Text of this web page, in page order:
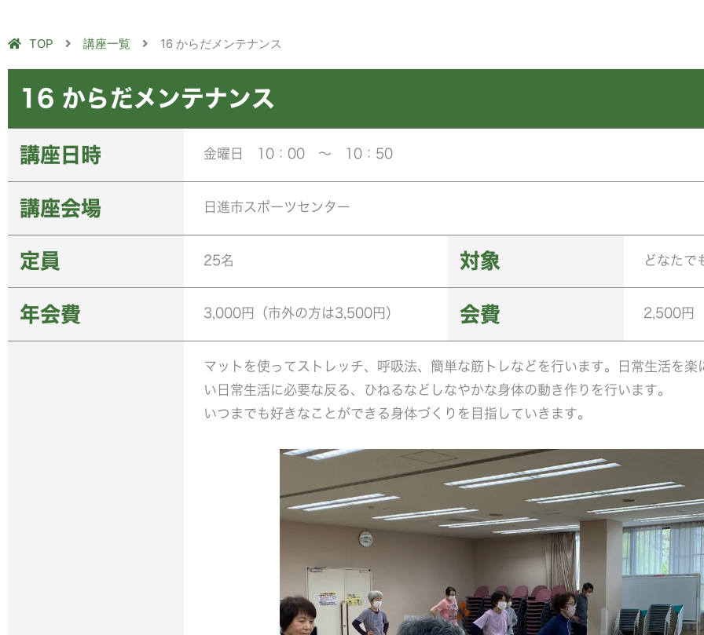
TOP 講座一覧 16 からだメンテナンス
16 からだメンテナンス
講座日時 金曜日 10：00 ～ 10：50
講座会場 日進市スポーツセンター
定員 25名 対象 どなたで
年会費 3,000円（市外の方は3,500円） 会費 2,500円
マットを使ってストレッチ、呼吸法、簡単な筋トレなどを行います。日常生活を楽
い日常生活に必要な反る、ひねるなどしなやかな身体の動き作りを行います。
いつまでも好きなことができる身体づくりを目指していきます。